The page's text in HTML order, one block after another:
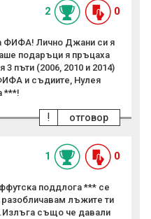
2 0
ФИФА! Лично Джани си я
подаръци я пръцаха
пъти (2006, 2010 и 2014)
и съдиите, Нулея
***!
отговор
!
1 0
поддлога *** се
лъжите ти
също че давали